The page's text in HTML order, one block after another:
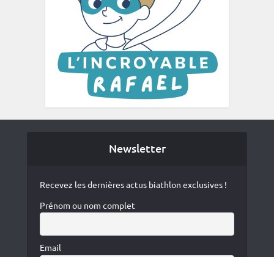
Newsletter
Recevez les dernières actus biathlon exclusives !
Prénom ou nom complet
Email